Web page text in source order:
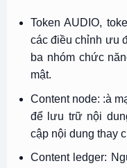
Token AUDIO,
các điều chỉnh ưu
ba nhóm chức
mật.
Content node: :à
để lưu trữ nội
cập nội dung thay
Content ledger: